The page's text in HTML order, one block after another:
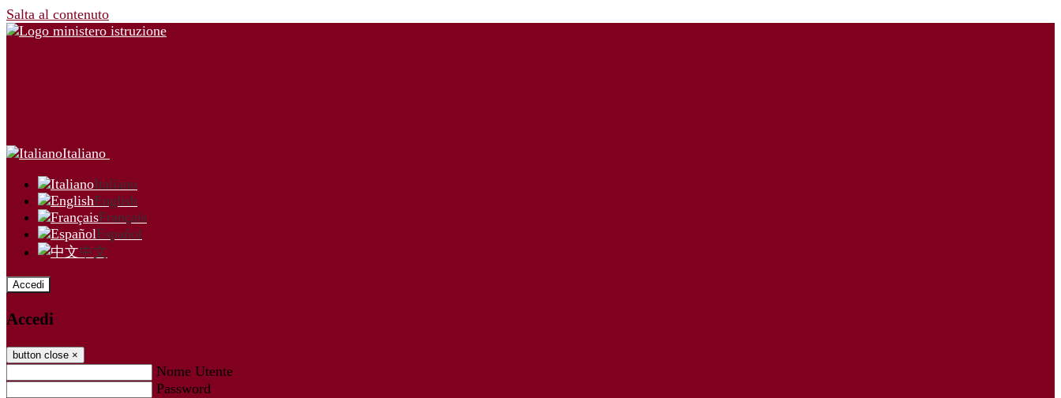
Salta al contenuto
Italiano
Italiano
English
Français
Español
中文
Accedi
Accedi
button close ×
Nome Utente
Password